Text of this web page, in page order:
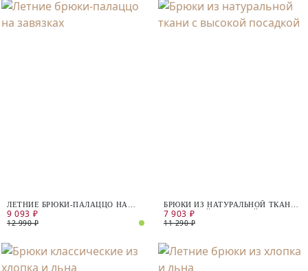
ЛЕТНИЕ БРЮКИ-ПАЛАЦЦО НА
ЗАВЯЗКАХ
9 093 ₽
12 990 ₽
БРЮКИ ИЗ НАТУРАЛЬНОЙ ТКАНИ
С ВЫСОКОЙ ПОСАДКОЙ
7 903 ₽
11 290 ₽